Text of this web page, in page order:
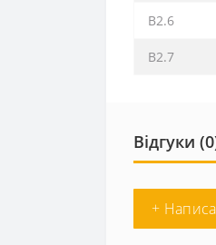
B2.6
B2.7
Відгуки
+